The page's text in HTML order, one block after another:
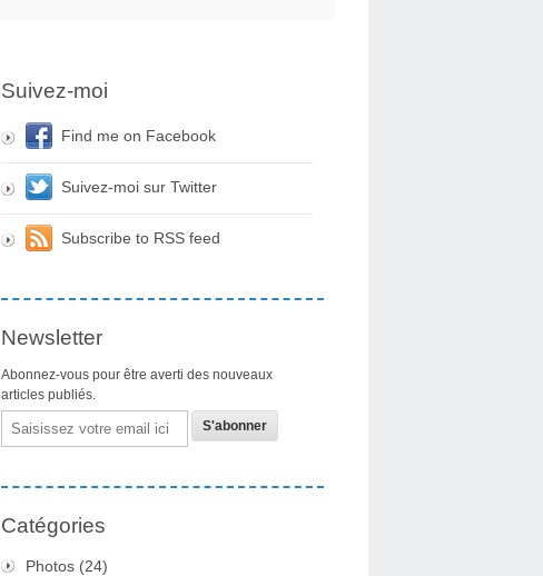
Suivez-moi
Find me on Facebook
Suivez-moi sur Twitter
Subscribe to RSS feed
Newsletter
Abonnez-vous pour être averti des nouveaux
articles publiés.
Email
Catégories
Photos (24)